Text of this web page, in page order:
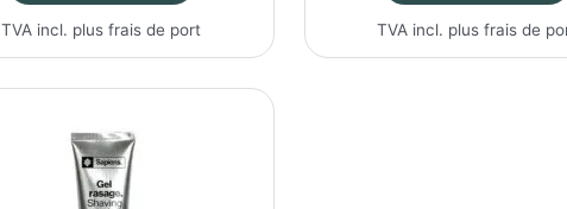
TVA incl. plus frais de port TVA incl. plusfrais de